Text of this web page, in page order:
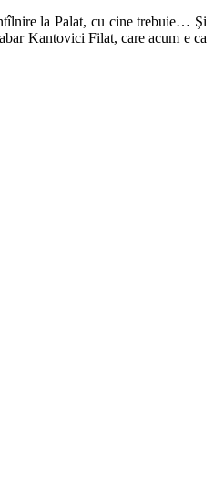
la Palat, cu cine trebuie… Şi
Kantovici Filat, care acum e ca